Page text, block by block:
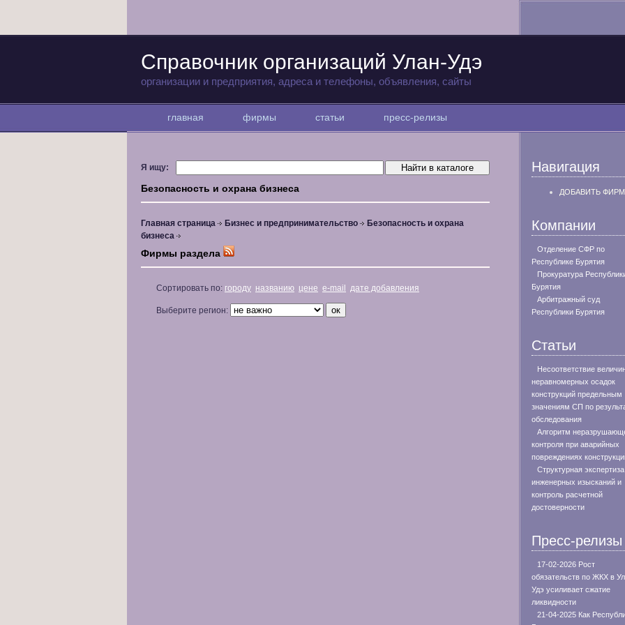
Справочник организаций Улан-Удэ
организации и предприятия, адреса и телефоны, объявления, сайты
главная фирмы статьи пресс-релизы
Я ищу:
Безопасность и охрана бизнеса
Главная страница Бизнес и предпринимательство
Безопасность и охрана
бизнеса
Фирмы раздела
Сортировать по: городу названию цене e-mail дате добавления
Выберите регион:
Навигация
ДОБАВИТЬ
Компании
Отделение СФР по
Республике Бурятия
Прокуратура
Бурятия
Арбитражный суд
Республики Бурятия
Статьи
Несоответствие
неравномерных осадок
конструкций предельным
значениям СП по
обследования
Алгоритм
контроля при аварийных
повреждениях
Структурная экспертиза
инженерных изысканий и
контроль расчетной
достоверности
Пресс-релизы
17-02-2026 Рост
обязательств по ЖКХ в
Удэ усиливает сжатие
ликвидности
21-04-2025 Как